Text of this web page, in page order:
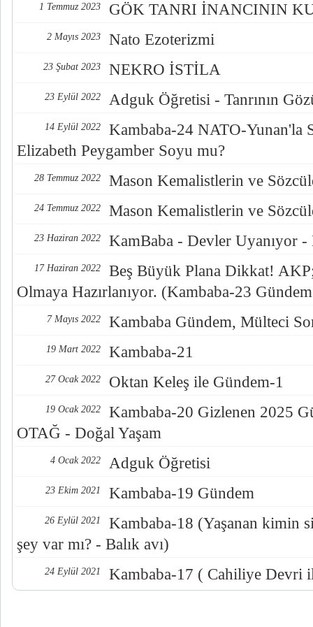
1 Temmuz 2023 GÖK TANRI İNANCININ
2 Mayıs 2023 Nato Ezoterizmi
23 Şubat 2023 NEKRO İSTİLA
23 Eylül 2022 Adguk Öğretisi - Tanrının
14 Eylül 2022
Kambaba-24 NATO-Yunan'la
Elizabeth Peygamber Soyu mu?
28 Temmuz 2022 Mason Kemalistlerin ve
24 Temmuz 2022 Mason Kemalistlerin ve
23 Haziran 2022 KamBaba - Devler Uyanıyor
17 Haziran 2022
Beş Büyük Plana Dikkat!
Olmaya Hazırlanıyor. (Kambaba-23
7 Mayıs 2022 Kambaba Gündem, Mülteci
19 Mart 2022 Kambaba-21
27 Ocak 2022 Oktan Keleş ile Gündem-1
19 Ocak 2022
Kambaba-20 Gizlenen 2025
OTAĞ - Doğal Yaşam
4 Ocak 2022 Adguk Öğretisi
23 Ekim 2021 Kambaba-19 Gündem
26 Eylül 2021
Kambaba-18 (Yaşanan kimin
şey var mı? - Balık avı)
24 Eylül 2021 Kambaba-17 ( Cahiliye Devri